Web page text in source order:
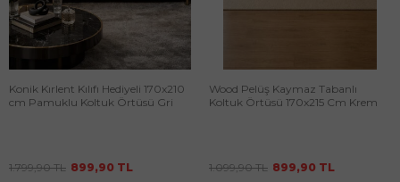
Konik Kırlent Kılıfı Hediyeli 170x210
cm Pamuklu Koltuk Örtüsü Gri
1.799,90TL 899,90 TL
Wood Pelüş Kaymaz Tabanlı
Koltuk Örtüsü 170x215 Cm Krem
1.099,90TL 899,90 TL